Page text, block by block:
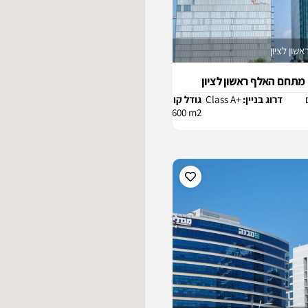
ליד הרכבת
הקלה
מטבחון
מכון כושר
מעלית
מרפסת
פרטית
עמדת
קבלה
שומר בלובי
שירותים
דרוג בניין: Class A+ גודל קומה:
2600 m2